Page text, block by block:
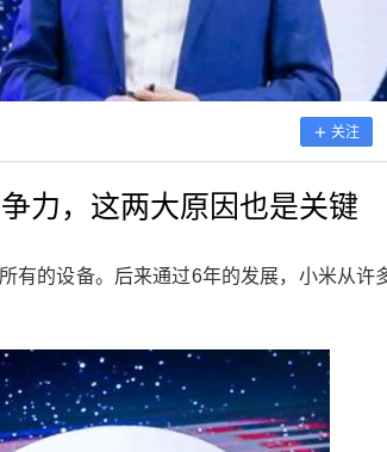
关注
力，这两大原因也是关键
有的设备。后来通过6年的发展，小米从许